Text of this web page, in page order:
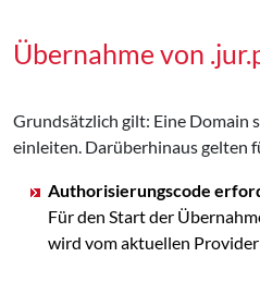
Übernahme von
Grundsätzlich gilt: Eine Domain
einleiten. Darüberhinaus gelten
Authorisierungscode
Für den Start der
wird vom aktuellen